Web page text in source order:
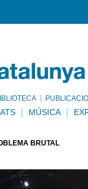
MÚSICA
BRUTAL